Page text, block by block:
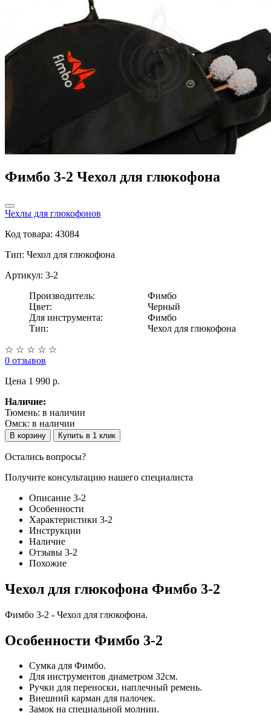
Фимбо 3-2 Чехол для глюкофона
Чехлы для глюкофонов
Код товара: 43084
Тип: Чехол для глюкофона
Артикул: 3-2
Производитель:
Фимбо
Цвет:
Черный
Для инструмента:
Фимбо
Тип:
Чехол для глюкофона
☆ ☆ ☆ ☆ ☆
0 отзывов
Цена 1 990 p.
Наличие:
Тюмень: в наличии
Омск: в наличии
В корзину Купить в 1 клик
Остались вопросы?
Получите консультацию нашего специалиста
Описание 3-2
Особенности
Характеристики 3-2
Инструкции
Наличие
Отзывы 3-2
Похожие
Чехол для глюкофона Фимбо 3-2
Фимбо 3-2 - Чехол для глюкофона.
Особенности Фимбо 3-2
Сумка для Фимбо.
Для инструментов диаметром 32см.
Ручки для переноски, наплечный ремень.
Внешний карман для палочек.
Замок на специальной молнии.